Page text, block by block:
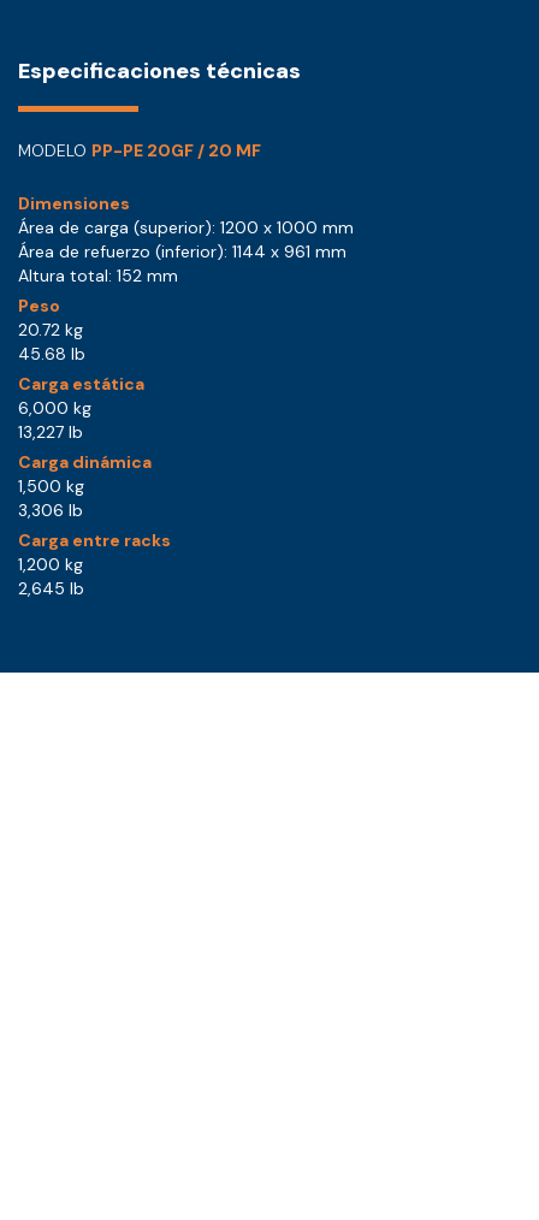
Especificaciones técnicas
MODELO PP-PE 20GF / 20 MF
Dimensiones
Área de carga (superior): 1200 x 1000 mm
Área de refuerzo (inferior): 1144 x 961 mm
Altura total: 152 mm
Peso
20.72 kg
45.68 lb
Carga estática
6,000 kg
13,227 lb
Carga dinámica
1,500 kg
3,306 lb
Carga entre racks
1,200 kg
2,645 lb